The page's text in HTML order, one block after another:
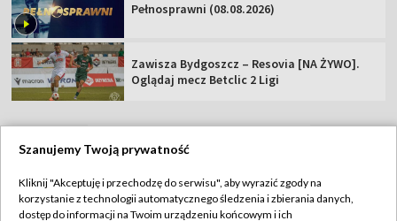
Pełnosprawni (08.08.2026)
Zawisza Bydgoszcz – Resovia [NA ŻYWO].
Oglądaj mecz Betclic 2 Ligi
Abonament TVP
Regulamin TVP
Szanujemy Twoją prywatność
Kliknij "Akceptuję i przechodzę do serwisu", aby wyrazić zgody na
korzystanie z technologii automatycznego śledzenia i zbierania danych,
dostęp do informacji na Twoim urządzeniu końcowym i ich